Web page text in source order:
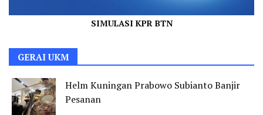
SIMULASI KPR BTN
GERAI UKM
Helm Kuningan Prabowo Subianto Banjir
Pesanan